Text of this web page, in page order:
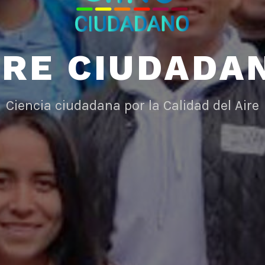
Ciencia ciudadana por la Calidad del Aire